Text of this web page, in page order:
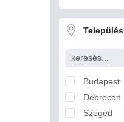
Hajdú-
Heves
Nógrád
Pest
Somogy
Település
Budapest
Debrecen
Szeged